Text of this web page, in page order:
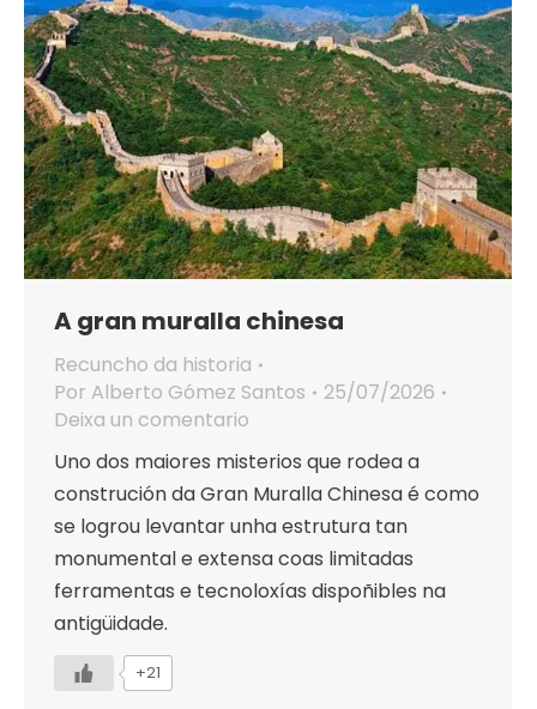
A gran muralla chinesa
Recuncho da historia
Por Alberto Gómez Santos
25/07/2026
Deixa un comentario
Uno dos maiores misterios que rodea a
construción da Gran Muralla Chinesa é como
se logrou levantar unha estrutura tan
monumental e extensa coas limitadas
ferramentas e tecnoloxías dispoñibles na
antigüidade.
+21